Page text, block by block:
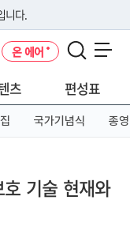
니다.
하고 있다면 아래 URL에
온 에어
츠 편성표
국가기념식 종영
기술 현재와